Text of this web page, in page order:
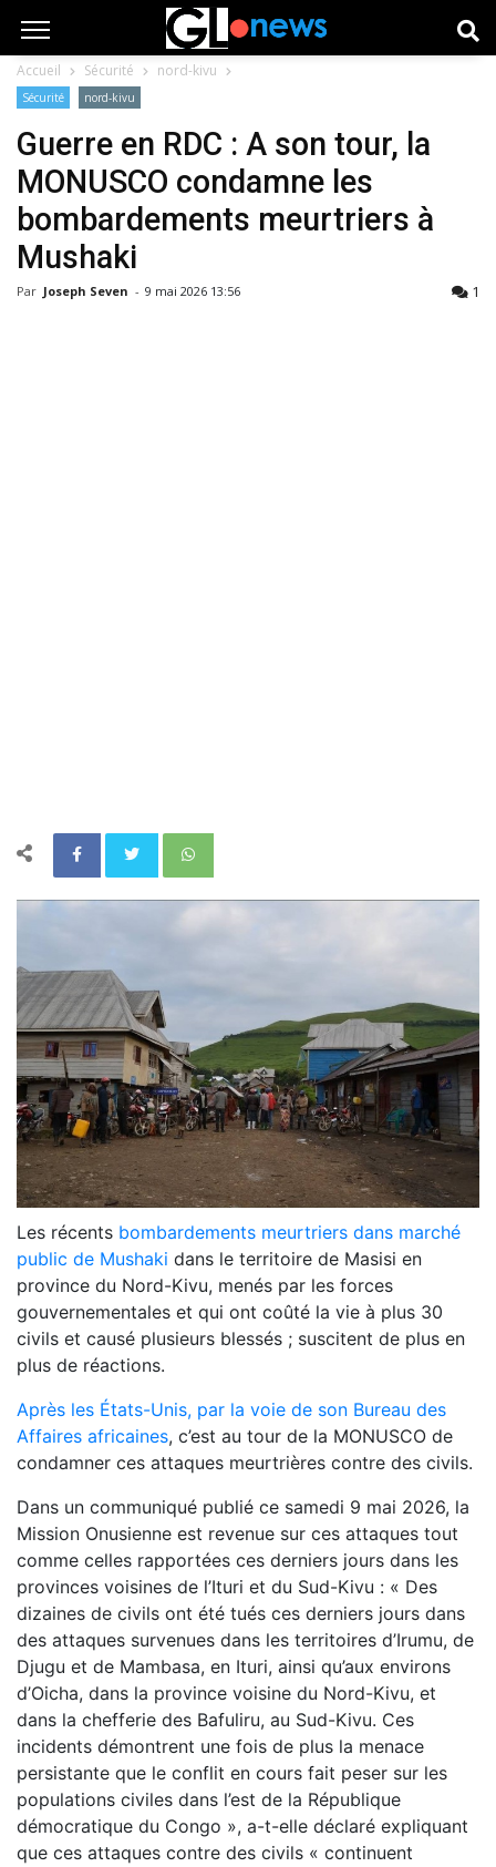
Accueil Sécurité nord-kivu
Sécurité nord-kivu
Guerre en RDC : A son tour, la
MONUSCO condamne les
bombardements meurtriers à
Mushaki
Par Joseph Seven - 9 mai 2026 13:56 1
Les récents bombardements meurtriers dans marché
public de Mushaki dans le territoire de Masisi en
province du Nord-Kivu, menés par les forces
gouvernementales et qui ont coûté la vie à plus 30
civils et causé plusieurs blessés ; suscitent de plus en
plus de réactions.
Après les États-Unis, par la voie de son Bureau des
Affaires africaines, c’est au tour de la MONUSCO de
condamner ces attaques meurtrières contre des civils.
Dans un communiqué publié ce samedi 9 mai 2026, la
Mission Onusienne est revenue sur ces attaques tout
comme celles rapportées ces derniers jours dans les
provinces voisines de l’Ituri et du Sud-Kivu : « Des
dizaines de civils ont été tués ces derniers jours dans
des attaques survenues dans les territoires d’Irumu, de
Djugu et de Mambasa, en Ituri, ainsi qu’aux environs
d’Oicha, dans la province voisine du Nord-Kivu, et
dans la chefferie des Bafuliru, au Sud-Kivu. Ces
incidents démontrent une fois de plus la menace
persistante que le conflit en cours fait peser sur les
populations civiles dans l’est de la République
démocratique du Congo », a-t-elle déclaré expliquant
que ces attaques contre des civils « continuent